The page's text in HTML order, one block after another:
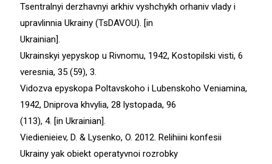
Tsentralnyi derzhavnyi arkhiv vyshchykh orhaniv vlady i
upravlinnia Ukrainy (TsDAVOU). [in
Ukrainian].
Ukrainskyi yepyskop u Rivnomu, 1942, Kostopilski visti, 6
veresnia, 35 (59), 3.
Vidozva epyskopa Poltavskoho i Lubenskoho Veniamina,
1942, Dniprova khvylia, 28 lystopada, 96
(113), 4. [in Ukrainian].
Viedienieiev, D. & Lysenko, O. 2012. Relihiini konfesii
Ukrainy yak obiekt operatyvnoi rozrobky